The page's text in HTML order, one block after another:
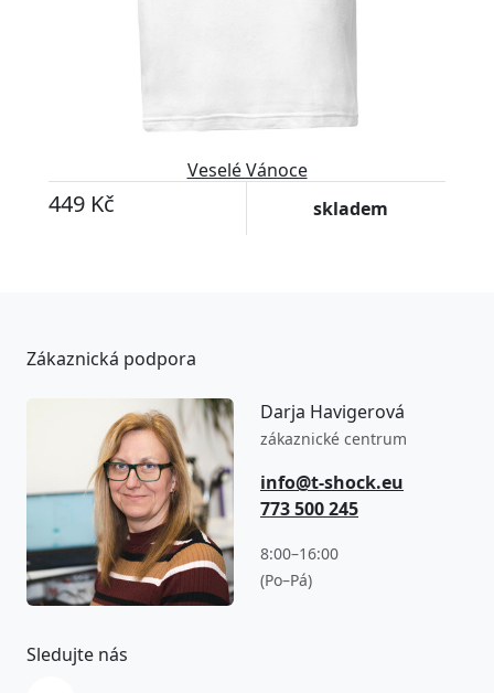
Veselé Vánoce
449 Kč skladem
Zákaznická podpora
Darja Havigerová
zákaznické centrum
info@t-shock.eu
773 500 245
8:00–16:00
(Po–Pá)
Sledujte nás